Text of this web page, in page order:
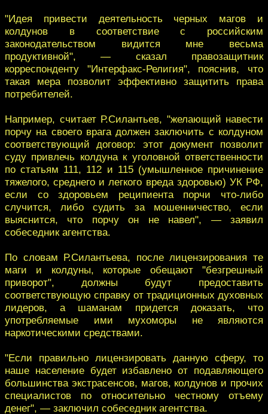
"Идея привести деятельность черных магов и
колдунов в соответствие с российским
законодательством видится мне весьма
продуктивной", — сказал правозащитник
корреспонденту "Интерфакс-Религия", пояснив, что
такая мера позволит эффективно защитить права
потребителей.
Например, считает Р.Силантьев, "желающий навести
порчу на своего врага должен заключить с колдуном
соответствующий договор: этот документ позволит
суду привлечь колдуна к уголовной ответственности
по статьям 111, 112 и 115 (умышленное причинение
тяжелого, среднего и легкого вреда здоровью) УК РФ,
если со здоровьем реципиента порчи что-либо
случится, либо судить за мошенничество, если
выяснится, что порчу он не навел", — заявил
собеседник агентства.
По словам Р.Силантьева, после лицензирования те
маги и колдуны, которые обещают "безгрешный
приворот", должны будут предоставить
соответствующую справку от традиционных духовных
лидеров, а шаманам придется доказать, что
употребляемые ими мухоморы не являются
наркотическими средствами.
"Если правильно лицензировать данную сферу, то
наше население будет избавлено от подавляющего
большинства экстрасенсов, магов, колдунов и прочих
специалистов по относительно честному отъему
денег", — заключил собеседник агентства.